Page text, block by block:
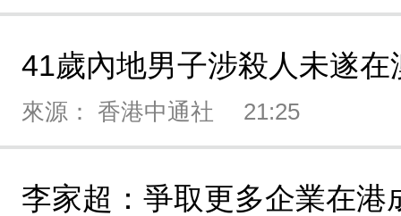
41歲內地男子涉殺人未遂在
來源： 香港中通社 21:25
李家超：爭取更多企業在港